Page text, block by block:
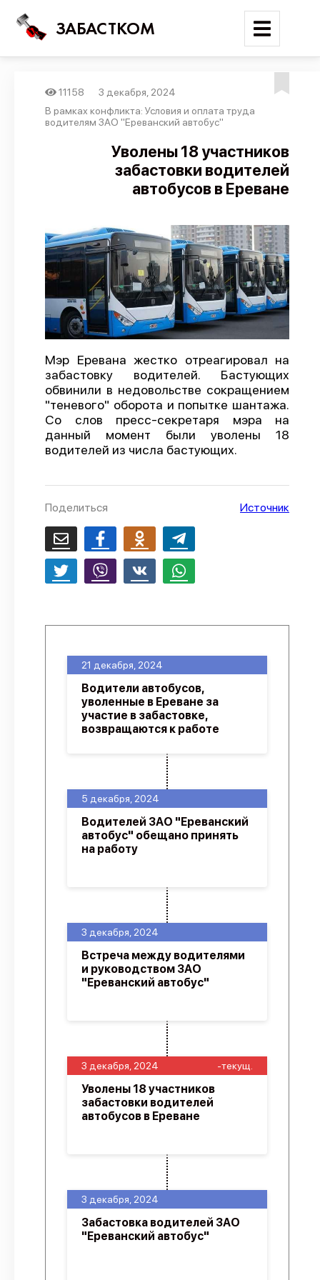
ЗАБАСТКОМ
Войти
Поиск
Новости
Карта событий
Отчеты
Предложить публикацию
Справочник
API
О проекте
Политика конфиденциальности
11158
3 декабря, 2024
В рамках конфликта: Условия и оплата труда
водителям ЗАО "Ереванский автобус"
Уволены 18 участников
забастовки водителей
автобусов в Ереване
Мэр Еревана жестко отреагировал на
забастовку водителей. Бастующих
обвинили в недовольстве сокращением
"теневого" оборота и попытке шантажа.
Со слов пресс-секретаря мэра на
данный момент были уволены 18
водителей из числа бастующих.
Поделиться Источник
3 декабря, 2024
Забастовка водителей ЗАО
"Ереванский автобус"
3 декабря, 2024 -текущ.
Уволены 18 участников
забастовки водителей
автобусов в Ереване
3 декабря, 2024
Встреча между водителями
и руководством ЗАО
"Ереванский автобус"
5 декабря, 2024
Водителей ЗАО "Ереванский
автобус" обещано принять
на работу
21 декабря, 2024
Водители автобусов,
уволенные в Ереване за
участие в забастовке,
возвращаются к работе